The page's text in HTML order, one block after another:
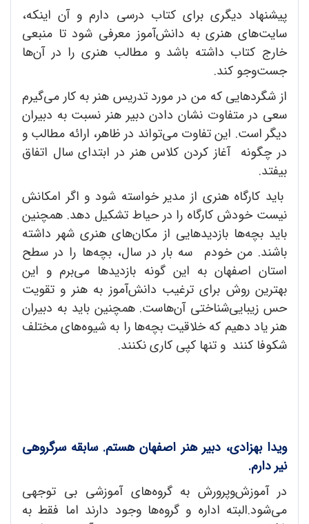
پیشنهاد دیگری برای کتاب درسی دارم و آن اینکه،
سایت‌های هنری به دانش‌آموز معرفی شود تا منبعی
خارج کتاب داشته باشد و مطالب هنری را در آن‌ها
جست‌وجو کند.
از شگرد‌هایی که من در مورد تدریس هنر به کار می‌گیرم
سعی در متفاوت نشان دادن دبیر هنر نسبت به دبیران
دیگر است. این تفاوت می‌تواند در ظاهر، ارائه مطالب و
در چگونه آغاز کردن کلاس هنر در ابتدای سال اتفاق
بیفتد.
باید کارگاه هنری از مدیر خواسته شود و اگر امکانش
نیست خودش کارگاه را در حیاط تشکیل دهد. همچنین
باید بچه‌ها بازدید‌هایی از مکان‌های هنری شهر داشته
باشند. من خودم سه بار در سال، بچه‌ها را در سطح
استان اصفهان به این گونه بازدید‌ها می‌برم و این
بهترین روش برای ترغیب دانش‌آموز به هنر و تقویت
حس زیبایی‌شناختی آن‌هاست. همچنین باید به دبیران
هنر یاد دهیم که خلاقیت بچه‌ها را به شیوه‌های مختلف
شکوفا کنند و تنها کپی کاری نکنند.
ویدا بهزادی، دبیر هنر اصفهان هستم. سابقه سرگروهی
نیر دارم.
در آموزش‌وپرورش به گروه‌های آموزشی بی توجهی
می‌شود.البته اداره و گروه‌ها وجود دارند اما فقط به